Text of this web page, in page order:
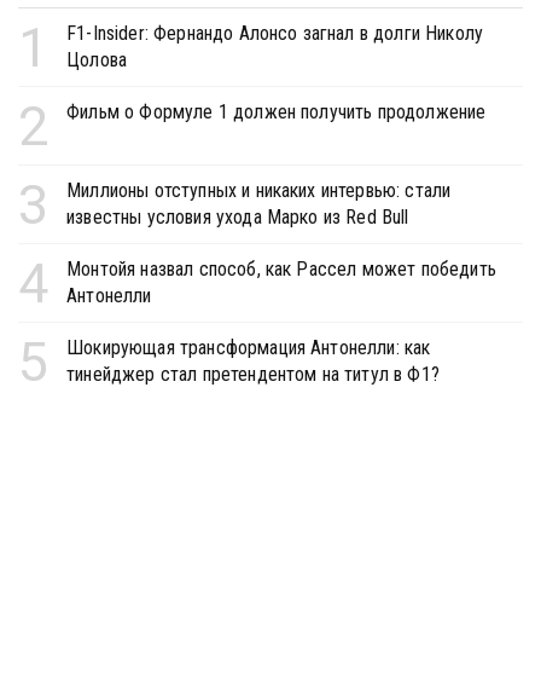
1
F1-Insider: Фернандо Алонсо загнал в долги Николу
Цолова
2 Фильм о Формуле 1 должен получить продолжение
3
Миллионы отступных и никаких интервью: стали
известны условия ухода Марко из Red Bull
4
Монтойя назвал способ, как Рассел может победить
Антонелли
5
Шокирующая трансформация Антонелли: как
тинейджер стал претендентом на титул в Ф1?